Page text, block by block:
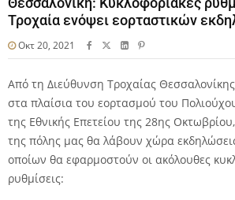
Τροχαία ενόψει εορταστικών
Οκτ 20, 2021
Από τη Διεύθυνση Τροχαίας
στα πλαίσια του εορτασμού του
της Εθνικής Επετείου της 28ης
της πόλης μας θα λάβουν χώρα
οποίων θα εφαρμοστούν οι ακόλουθες
ρυθμίσεις: